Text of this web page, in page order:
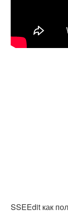
SSEEdit как